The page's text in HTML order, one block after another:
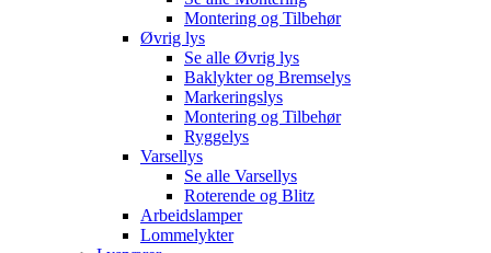
Montering og Tilbehør
Øvrig lys
Se alle Øvrig lys
Baklykter og Bremselys
Markeringslys
Montering og Tilbehør
Ryggelys
Varsellys
Se alle Varsellys
Roterende og Blitz
Arbeidslamper
Lommelykter